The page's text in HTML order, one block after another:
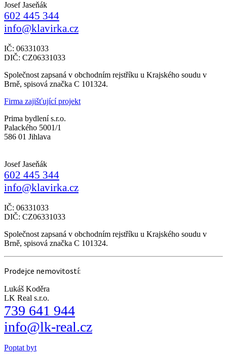
Josef Jaseňák
602 445 344
info@klavirka.cz
IČ: 06331033
DIČ: CZ06331033
Společnost zapsaná v obchodním rejstříku u Krajského soudu v
Brně, spisová značka C 101324.
Firma zajišťující projekt
Prima bydlení s.r.o.
Palackého 5001/1
586 01 Jihlava
Josef Jaseňák
602 445 344
info@klavirka.cz
IČ: 06331033
DIČ: CZ06331033
Společnost zapsaná v obchodním rejstříku u Krajského soudu v
Brně, spisová značka C 101324.
Prodejce nemovitostí:
Lukáš Koděra
LK Real s.r.o.
739 641 944
info@lk-real.cz
Poptat byt